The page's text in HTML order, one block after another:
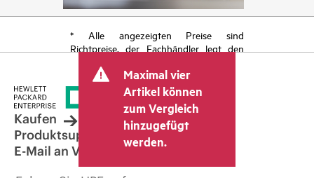
* Alle angezeigten Preise sind
Richtpreise, der Fachhändler legt den
kann weitere Gebühren wie
Mehrwertsteuer und Versandkosten
berücksichtigen. Der vom Fachhändler
festgelegte Transaktionspreis kann von
dem anderer Fachhändler und dem
angezeigten Richtpreis abweichen. Die
Richtpreise können zeitlich begrenzte
Sonderangebote enthalten. HPE behält
Maximal vier
Artikel können
zum Vergleich
hinzugefügt
werden.
Kaufen
Produktsupport
E-Mail an Vertrieb